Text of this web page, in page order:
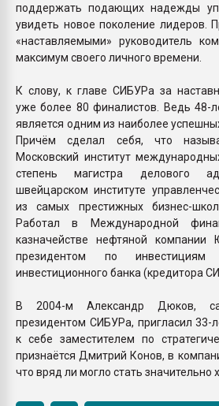
поддержать подающих надежды
увидеть новое поколение лидеров.
«наставляемыми» руководитель
максимум своего личного времени.
К слову, к главе СИБУРа за
уже более 80 финалистов. Ведь 48-
является одним из наиболее
Причём сделал себя, что
Московский институт
степень магистра делового
швейцарском институте
из самых престижных бизнес-
Работал в Международной
казначействе нефтяной
президентом по инвестициям
инвестиционного банка (кредитора
В 2004-м Александр Дюков,
президентом СИБУРа, пригласил 33-
к себе заместителем по
признаётся Дмитрий Конов, в
что вряд ли могло стать значительно